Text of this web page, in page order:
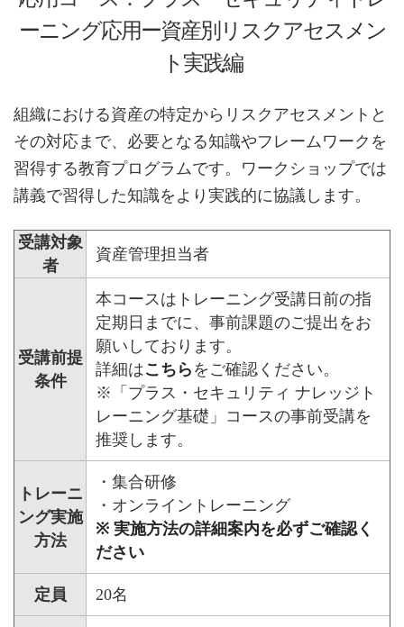
ーニング応用ー資産別リスクアセスメン
ト実践編
組織における資産の特定からリスクアセスメントと
その対応まで、必要となる知識やフレームワークを
習得する教育プログラムです。ワークショップでは
講義で習得した知識をより実践的に協議します。
受講対象
者
資産管理担当者
受講前提
条件
本コースはトレーニング受講日前の指
定期日までに、事前課題のご提出をお
願いしております。
詳細はこちら をご確認ください。
※「プラス・セキュリティ ナレッジト
レーニング基礎」コースの事前受講を
推奨します。
トレーニ
ング実施
方法
・集合研修
・オンライントレーニング
※ 実施方法の詳細案内を必ずご確認く
ださい
定員 20名